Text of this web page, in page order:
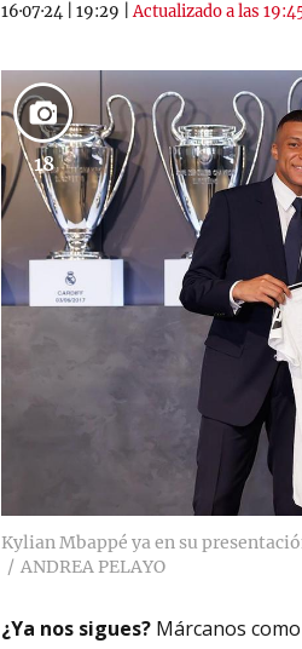
16·07·24 19:29 |Actualizado a las
18
Kylian Mbappé ya en su
ANDREA PELAYO
¿Ya nos sigues? Márcanos